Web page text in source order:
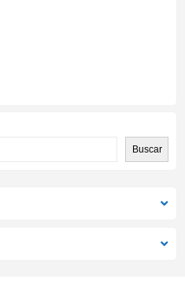
Buscar